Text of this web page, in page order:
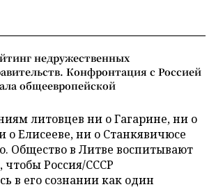
недружественных
Конфронтация с Россией
общеевропейской
литовцев ни о Гагарине, ни о
о Елисееве, ни о Станкявичюсе
Общество в Литве воспитывают
чтобы Россия/СССР
в его сознании как один